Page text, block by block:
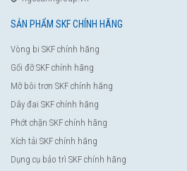
SẢN PHẨM SKF CHÍNH HÃNG
Vòng bi SKF chính hãng
Gối đỡ SKF chính hãng
Mỡ bôi trơn SKF chính hãng
Dây đai SKF chính hãng
Phớt chặn SKF chính hãng
Xích tải SKF chính hãng
Dụng cụ bảo trì SKF chính hãng